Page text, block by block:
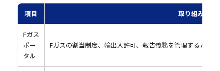
項目 取り組み内容
Fガス
ポー
タル
Fガスの割当制度、輸出入許可、報告義務を管理するため